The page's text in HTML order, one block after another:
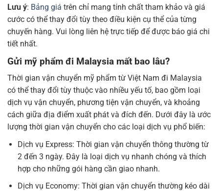
Lưu ý: Bảng giá trên chỉ mang tính chất tham khảo và giá
cước có thể thay đổi tùy theo điều kiện cụ thể của từng
chuyến hàng. Vui lòng liên hệ trực tiếp để được báo giá chi
tiết nhất.
Gửi mỹ phẩm đi Malaysia mất bao lâu?
Thời gian vận chuyển mỹ phẩm từ Việt Nam đi Malaysia
có thể thay đổi tùy thuộc vào nhiều yếu tố, bao gồm loại
dịch vụ vận chuyển, phương tiện vận chuyển, và khoảng
cách giữa địa điểm xuất phát và đích đến. Dưới đây là ước
lượng thời gian vận chuyển cho các loại dịch vụ phổ biến:
Dịch vụ Express: Thời gian vận chuyển thông thường từ
2 đến 3 ngày. Đây là loại dịch vụ nhanh chóng và thích
hợp cho những gói hàng cần giao nhanh.
Dịch vụ Economy: Thời gian vận chuyển thường kéo dài